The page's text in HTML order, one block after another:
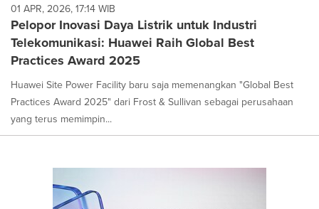
01 APR, 2026, 17:14 WIB
Pelopor Inovasi Daya Listrik untuk Industri
Telekomunikasi: Huawei Raih Global Best
Practices Award 2025
Huawei Site Power Facility baru saja memenangkan "Global Best
Practices Award 2025" dari Frost & Sullivan sebagai perusahaan
yang terus memimpin...